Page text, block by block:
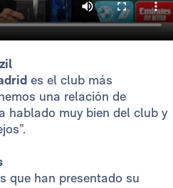
es el club más
una relación de
hablado muy bien del club y
que han presentado su